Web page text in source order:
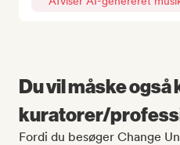
Du vil måske
kuratorer/
Fordi du besøger Change